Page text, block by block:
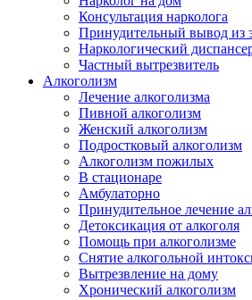
Консультация нарколога
Принудительный вывод из
Наркологический
Частный вытрезвитель
Алкоголизм
Лечение алкоголизма
Пивной алкоголизм
Женский алкоголизм
Подростковый алкоголизм
Алкоголизм пожилых
В стационаре
Амбулаторно
Принудительное лечение
Детоксикация от алкоголя
Помощь при алкоголизме
Снятие алкогольной
Вытрезвление на дому
Хронический алкоголизм